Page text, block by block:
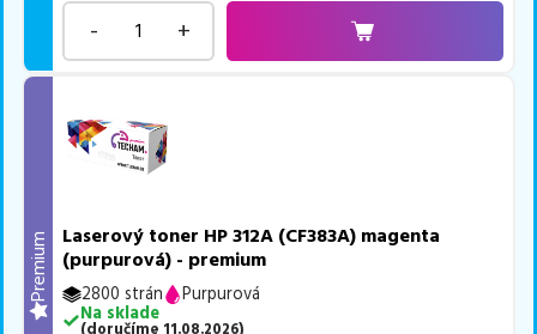
- +
Premium
Laserový toner HP 312A (CF383A) magenta
(purpurová) - premium
2800 strán
Purpurová
Na sklade
(doručíme 11.08.2026)